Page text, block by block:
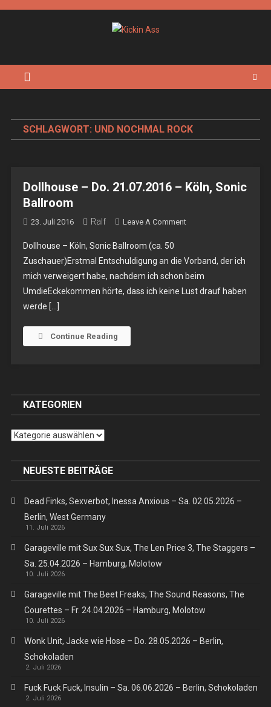
SCHLAGWORT: UND NOCHMAL ROCK
Dollhouse – Do. 21.07.2016 – Köln, Sonic
Ballroom
23. Juli 2016 Ralf Leave A CommentOn
Do.
21.07.2016
–
Dollhouse – Köln, Sonic Ballroom (ca. 50
Zuschauer)Erstmal Entschuldigung an die Vorband, der ich
mich verweigert habe, nachdem ich schon beim
UmdieEckekommen hörte, dass ich keine Lust drauf haben
werde […]
Continue Reading
KATEGORIEN
Kategorien
NEUESTE BEITRÄGE
Dead Finks, Sexverbot, Inessa Anxious – Sa. 02.05.2026 –
Berlin, West Germany
11. Juli 2026
Garageville mit Sux Sux Sux, The Len Price 3, The Staggers –
Sa. 25.04.2026 – Hamburg, Molotow
10. Juli 2026
Garageville mit The Beet Freaks, The Sound Reasons, The
Courettes – Fr. 24.04.2026 – Hamburg, Molotow
10. Juli 2026
Wonk Unit, Jacke wie Hose – Do. 28.05.2026 – Berlin,
Schokoladen
2. Juli 2026
Fuck Fuck Fuck, Insulin – Sa. 06.06.2026 – Berlin, Schokoladen
2. Juli 2026